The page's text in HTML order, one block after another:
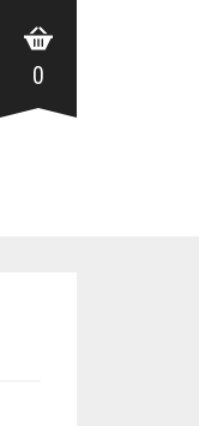
0